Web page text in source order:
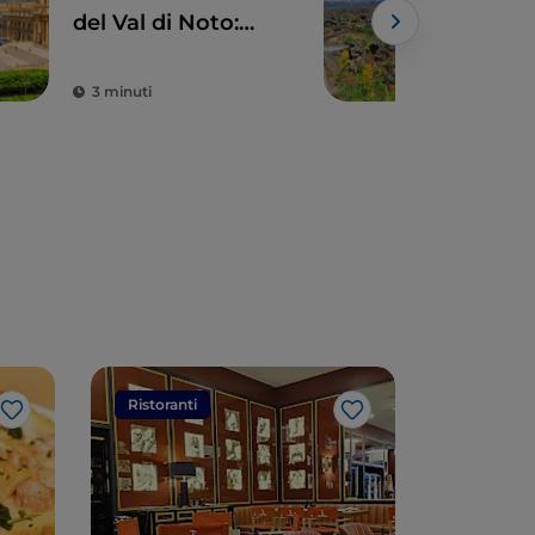
del Val di Noto:
sposa la bellezza
3 minuti
Like
Ristoranti
Like